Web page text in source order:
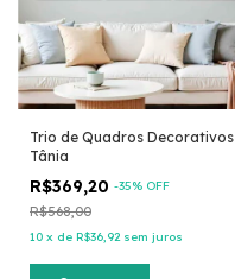
Trio de Quadros Decorativos
Tânia
R$369,20 -35% OFF
R$568,00
10 x de R$36,92 sem juros